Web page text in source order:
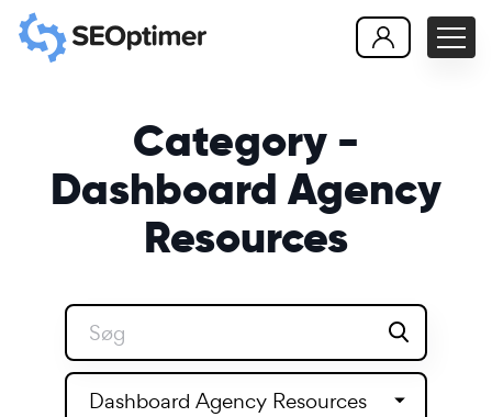
Category -
Dashboard Agency
Resources
Dashboard Agency Resources